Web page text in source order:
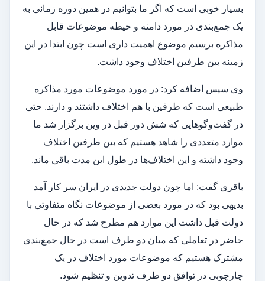
بسیار خوبی است که اگر ما بتوانیم در همین دوره زمانی به
یک جمع‌بندی در مورد دامنه و حیطه موضوعات قابل
مذاکره برسیم موضوع اهمیت داری است چون ابتدا در این
زمینه بین طرفین اختلاف وجود داشت.
وی سپس اضافه کرد: در مورد موضوعات مورد مذاکره
طبیعی است که طرفین با هم اختلاف داشتند و دارند. حتی
در گفت‌وگوهایی که شش دور قبل در وین برگزار شد ما
موارد متعددی را شاهد هستیم که بین طرفین اختلاف
وجود داشته و این اختلاف‌ها در طول این مدت باقی ماند.
باقری گفت: اما چون دولت جدیدی در ایران سر کار آمد
بدیهی بود که در مورد بعضی از موضوعات نگاه متفاوتی با
دولت قبل داشت این موارد هم مطرح شد که در حال
حاضر در تعاملی که میان دو طرف است در حال جمع‌بندی
مشترک هستیم که موضوعات مورد اختلاف در یک
چارچوبی در توافق دو طرف تدوین و تنظیم شود.